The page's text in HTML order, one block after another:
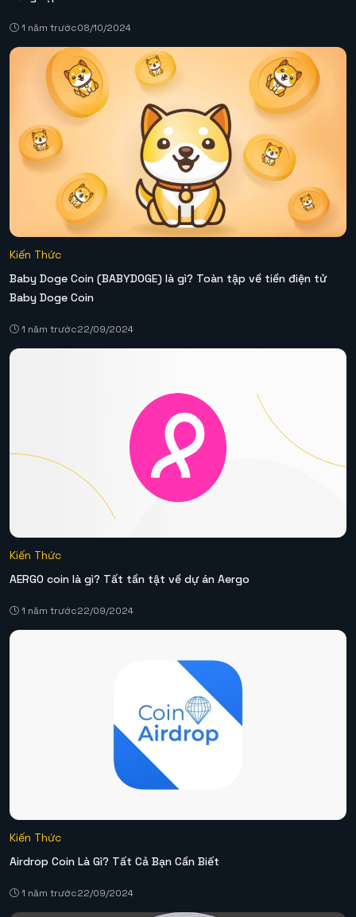
1 năm trước08/10/2024
Kiến Thức
Baby Doge Coin (BABYDOGE) là gì? Toàn tập về tiền điện tử
Baby Doge Coin
1 năm trước22/09/2024
Kiến Thức
AERGO coin là gì? Tất tần tật về dự án Aergo
1 năm trước22/09/2024
Kiến Thức
Airdrop Coin Là Gì? Tất Cả Bạn Cần Biết
1 năm trước22/09/2024